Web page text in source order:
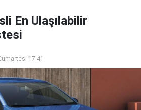
En Ulaşılabilir
17:41